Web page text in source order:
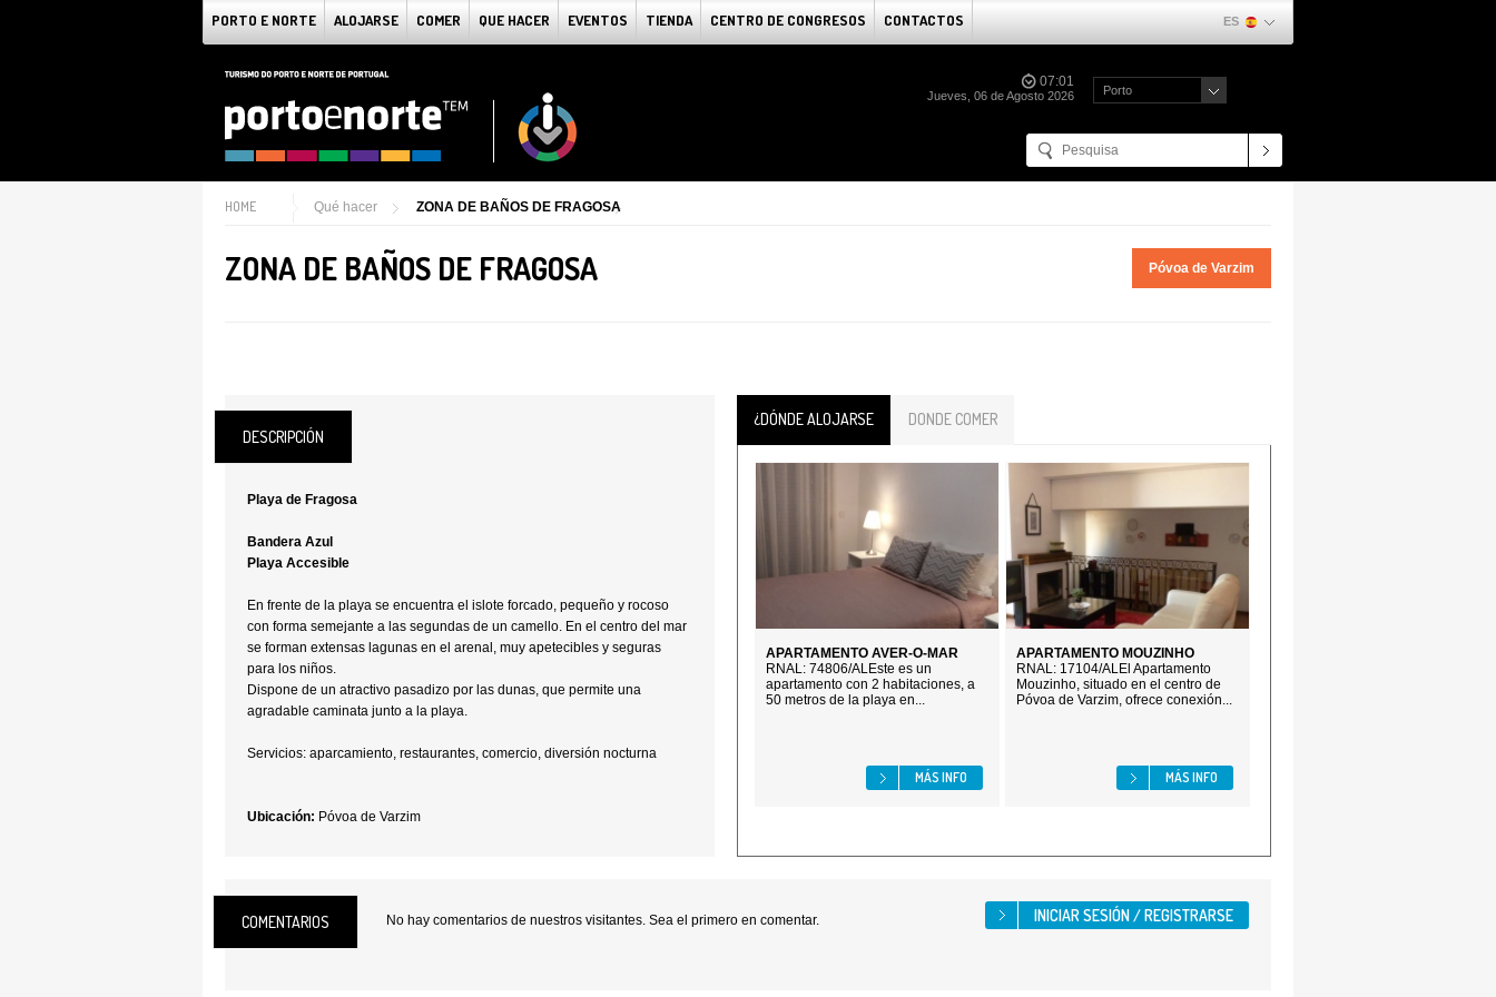
PORTO E NORTE ALOJARSE COMER QUE HACER EVENTOS TIENDA CENTRO DE CONGRESOS CONTACTOS ES
07:01
Jueves, 06 de Agosto 2026 Porto
HOME Qué hacer ZONA DE BAÑOS DE FRAGOSA
ZONA DE BAÑOS DE FRAGOSA Póvoa de Varzim
DESCRIPCIÓN
Playa de Fragosa
Bandera Azul
Playa Accesible
En frente de la playa se encuentra el islote forcado, pequeño y rocoso
con forma semejante a las segundas de un camello. En el centro del mar
se forman extensas lagunas en el arenal, muy apetecibles y seguras
para los niños.
Dispone de un atractivo pasadizo por las dunas, que permite una
agradable caminata junto a la playa.
Servicios: aparcamiento, restaurantes, comercio, diversión nocturna
Ubicación: Póvoa de Varzim
¿DÓNDE ALOJARSE DONDE COMER
APARTAMENTO AVER-O-MAR
RNAL: 74806/ALEste es un
apartamento con 2 habitaciones, a
50 metros de la playa en...
MÁS INFO
APARTAMENTO MOUZINHO
RNAL: 17104/ALEl Apartamento
Mouzinho, situado en el centro de
Póvoa de Varzim, ofrece conexión...
MÁS INFO
COMENTARIOS No hay comentarios de nuestros visitantes. Sea el primero en comentar.